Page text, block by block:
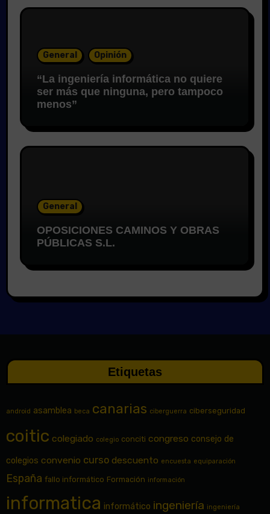
General Opinión
“La ingeniería informática no quiere
ser más que ninguna, pero tampoco
menos”
General
OPOSICIONES CAMINOS Y OBRAS
PÚBLICAS S.L.
Etiquetas
android asamblea beca canarias ciberguerra ciberseguridad
coitic colegiado colegio conciti congreso consejo de
colegios convenio curso descuento encuesta equiparación
España fallo informático Formación información
informatica informático ingeniería ingeniería